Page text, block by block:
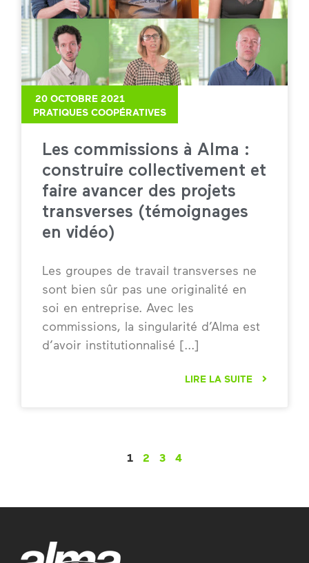
PRATIQUES COOPÉRATIVES
Les commissions à Alma :
construire collectivement et
faire avancer des projets
transverses (témoignages
en vidéo)
Les groupes de travail transverses ne
sont bien sûr pas une originalité en
soi en entreprise. Avec les
commissions, la singularité d’Alma est
d’avoir institutionnalisé
LIRE LA SUITE
20 OCTOBRE 2021
1 2 3 4